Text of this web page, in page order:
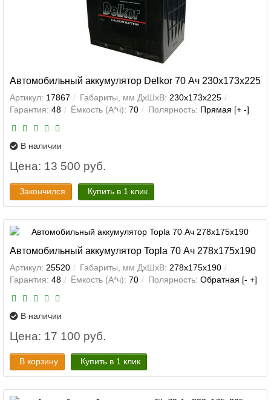
Автомобильный аккумулятор Delkor 70 Ач 230x173x225
Артикул: 17867 Габариты, мм ДхШхВ: 230x173x225
Гарантия: 48 Ёмкость (А*ч): 70 Полярность: Прямая [+ -]
В наличии
Цена: 13 500 руб.
Закончился Купить в 1 клик
Автомобильный аккумулятор Topla 70 Ач 278x175x190
Артикул: 25520 Габариты, мм ДхШхВ: 278x175x190
Гарантия: 48 Ёмкость (А*ч): 70 Полярность: Обратная [- +]
В наличии
Цена: 17 100 руб.
В корзину Купить в 1 клик